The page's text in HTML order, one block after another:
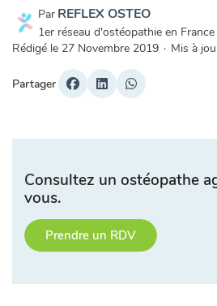
Par REFLEX OSTEO
1er réseau d'ostéopathie en France
Rédigé le 27 Novembre 2019 · Mis à
Partager
Consultez un ostéopathe
vous.
Prendre un RDV